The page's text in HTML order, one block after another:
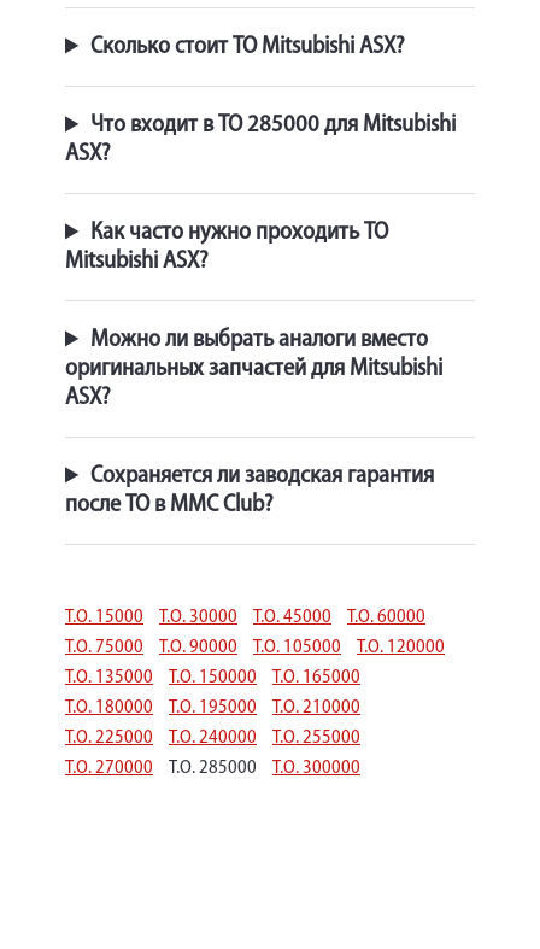
Сколько стоит ТО Mitsubishi ASX?
Что входит в ТО 285000 для Mitsubishi
ASX?
Как часто нужно проходить ТО
Mitsubishi ASX?
Можно ли выбрать аналоги вместо
оригинальных запчастей для Mitsubishi
ASX?
Сохраняется ли заводская гарантия
после ТО в MMC Club?
Т.О. 15000 Т.О. 30000 Т.О. 45000
Т.О. 60000
Т.О. 75000
Т.О. 90000 Т.О. 105000
Т.О. 120000
Т.О. 135000
Т.О. 150000
Т.О. 165000
Т.О. 180000
Т.О. 195000
Т.О. 210000
Т.О. 225000
Т.О. 240000
Т.О. 255000
Т.О. 270000
Т.О. 285000 Т.О. 300000